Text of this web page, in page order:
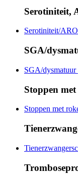
Serotiniteit,
Serotiniteit/
SGA/
SGA/dysmatuur
Stoppen
Stoppen met